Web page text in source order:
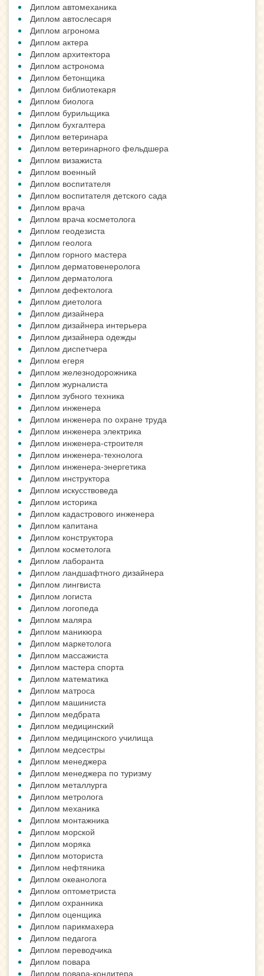
Диплом автомеханика
Диплом автослесаря
Диплом агронома
Диплом актера
Диплом архитектора
Диплом астронома
Диплом бетонщика
Диплом библиотекаря
Диплом биолога
Диплом бурильщика
Диплом бухгалтера
Диплом ветеринара
Диплом ветеринарного фельдшера
Диплом визажиста
Диплом военный
Диплом воспитателя
Диплом воспитателя детского сада
Диплом врача
Диплом врача косметолога
Диплом геодезиста
Диплом геолога
Диплом горного мастера
Диплом дерматовенеролога
Диплом дерматолога
Диплом дефектолога
Диплом диетолога
Диплом дизайнера
Диплом дизайнера интерьера
Диплом дизайнера одежды
Диплом диспетчера
Диплом егеря
Диплом железнодорожника
Диплом журналиста
Диплом зубного техника
Диплом инженера
Диплом инженера по охране труда
Диплом инженера электрика
Диплом инженера-строителя
Диплом инженера-технолога
Диплом инженера-энергетика
Диплом инструктора
Диплом искусствоведа
Диплом историка
Диплом кадастрового инженера
Диплом капитана
Диплом конструктора
Диплом косметолога
Диплом лаборанта
Диплом ландшафтного дизайнера
Диплом лингвиста
Диплом логиста
Диплом логопеда
Диплом маляра
Диплом маникюра
Диплом маркетолога
Диплом массажиста
Диплом мастера спорта
Диплом математика
Диплом матроса
Диплом машиниста
Диплом медбрата
Диплом медицинский
Диплом медицинского училища
Диплом медсестры
Диплом менеджера
Диплом менеджера по туризму
Диплом металлурга
Диплом метролога
Диплом механика
Диплом монтажника
Диплом морской
Диплом моряка
Диплом моториста
Диплом нефтяника
Диплом океанолога
Диплом оптометриста
Диплом охранника
Диплом оценщика
Диплом парикмахера
Диплом педагога
Диплом переводчика
Диплом повара
Диплом повара-кондитера